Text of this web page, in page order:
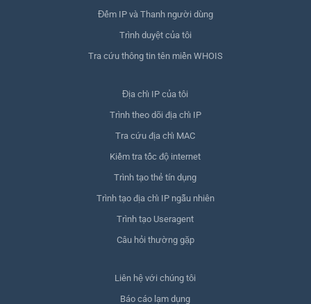
Đếm IP và Thanh người dùng
Trình duyệt của tôi
Tra cứu thông tin tên miền WHOIS
Địa chỉ IP của tôi
Trình theo dõi địa chỉ IP
Tra cứu địa chỉ MAC
Kiểm tra tốc độ internet
Trình tạo thẻ tín dụng
Trình tạo địa chỉ IP ngẫu nhiên
Trình tạo Useragent
Câu hỏi thường gặp
Liên hệ với chúng tôi
Báo cáo lạm dụng